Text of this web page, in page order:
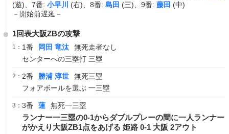
(遊)、7番: 小早川 (右)、8番: 島田 (三)、9番: 藤田 (中)
－開始前遅延－
1回表大阪ZBの攻撃
1： 1番 岡田 竜汰
無死走者なし
センターへの三塁打 三塁
2： 2番 勝浦 淳世
無死三塁
フォアボールを選ぶ 一三塁
3： 3番 蓮 無死一三塁
ランナー一三塁の0-1からダブルプレーの間に一人ランナー
がかえり大阪ZB1点をあげる 姫路 0-1 大阪 2アウト